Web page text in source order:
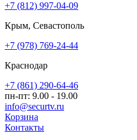
+7 (812) 997-04-09
Крым, Севастополь
+7 (978) 769-24-44
Краснодар
+7 (861) 290-64-46
пн-пт: 9.00 - 19.00
info@securtv.ru
Корзина
Контакты